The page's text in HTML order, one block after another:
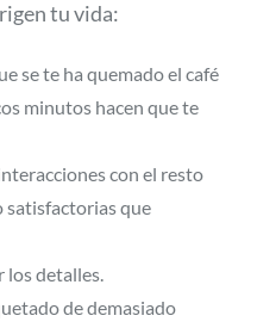
tu vida:
se te ha quemado el café
minutos hacen que te
con el resto
satisfactorias que
los detalles.
de demasiado